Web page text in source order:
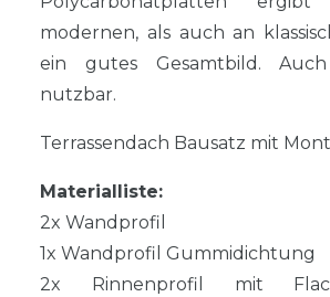
modernen, als auch an
ein gutes Gesamtbild.
nutzbar.
Terrassendach Bausatz mit
Materialliste:
2x Wandprofil
1x Wandprofil Gummidichtung
2x Rinnenprofil mit